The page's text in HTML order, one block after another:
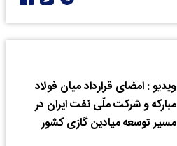
ویدیو : امضای قرارداد میان فولاد
مبارکه و شرکت ملّی نفت ایران در
مسیر توسعه میادین گازی کشور